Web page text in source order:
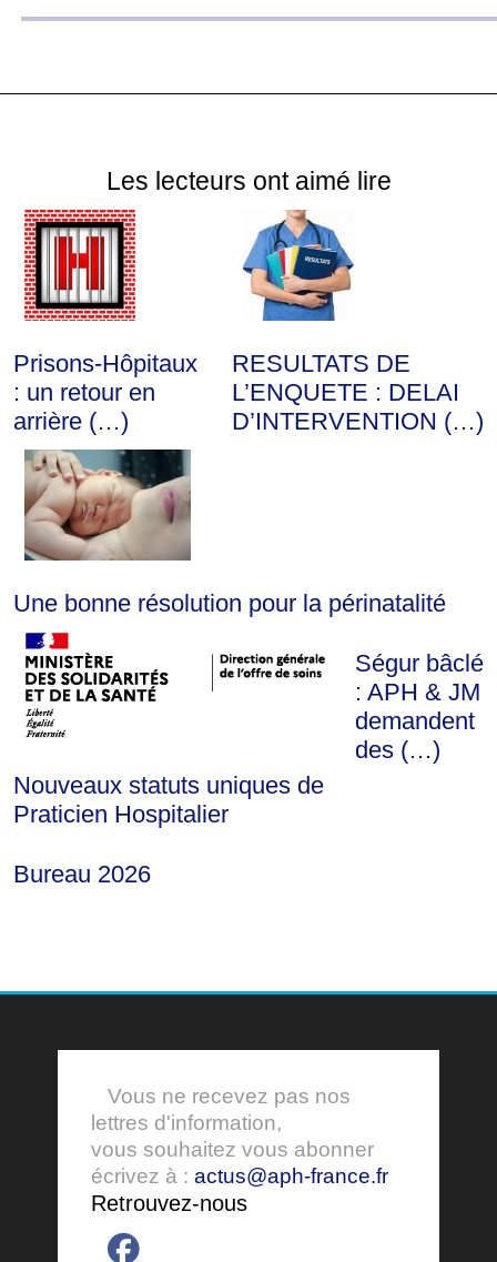
Les lecteurs ont aimé lire
Prisons-Hôpitaux
: un retour en
arrière (…)
RESULTATS DE
L’ENQUETE : DELAI
D’INTERVENTION (…)
Une bonne résolution pour la périnatalité
Nouveaux statuts uniques de
Praticien Hospitalier
Ségur bâclé
: APH & JM
demandent
des (…)
Bureau 2026
Vous ne recevez pas nos
lettres d'information,
vous souhaitez vous abonner
écrivez à : actus@aph-france.fr
Retrouvez-nous